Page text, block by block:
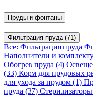
Пруды и фонтаны
Фильтрация пруда (71)
Все: Фильтрация пруда
Наполнители и
Обогрев пруда (4)
(33) Корм для прудовых
для ухода за прудом (1)
пруда (37) Стерилизаторы